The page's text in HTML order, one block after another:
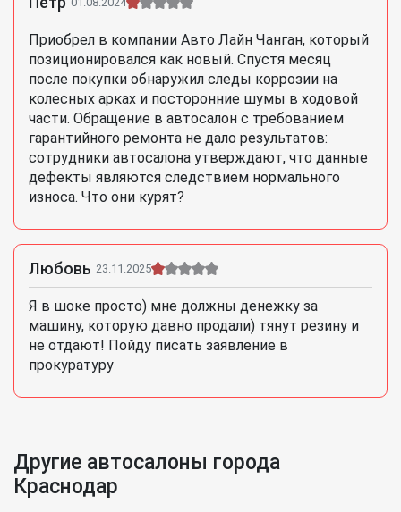
Приобрел в компании Авто Лайн Чанган, который
позиционировался как новый. Спустя месяц
после покупки обнаружил следы коррозии на
колесных арках и посторонние шумы в ходовой
части. Обращение в автосалон с требованием
гарантийного ремонта не дало результатов:
сотрудники автосалона утверждают, что данные
дефекты являются следствием нормального
износа. Что они курят?
Любовь 23.11.2025
Я в шоке просто) мне должны денежку за
машину, которую давно продали) тянут резину и
не отдают! Пойду писать заявление в
прокуратуру
Другие автосалоны города
Краснодар